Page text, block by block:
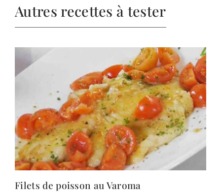
Autres recettes à tester
Filets de poisson au Varoma